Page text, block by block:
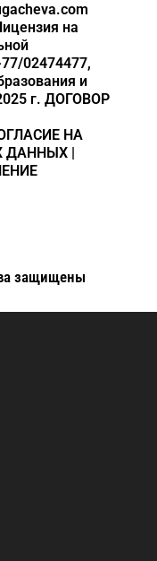
на
02474477,
и
г. ДОГОВОР
НА
ДАННЫХ |
защищены